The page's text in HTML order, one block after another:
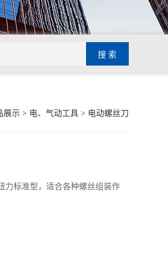
展示> 电、气动工具> 电动螺丝刀
力标准型，适合各种螺丝组装作